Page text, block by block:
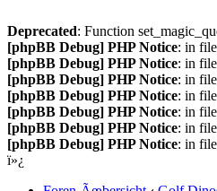
Deprecated: Function
[phpBB Debug] PHP Notice: in file
[phpBB Debug] PHP Notice: in file
[phpBB Debug] PHP Notice: in file
[phpBB Debug] PHP Notice: in file
[phpBB Debug] PHP Notice: in file
[phpBB Debug] PHP Notice: in file
[phpBB Debug] PHP Notice: in file
ï»¿